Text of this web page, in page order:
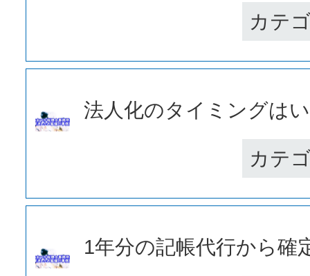
カテ
法人化のタイミングは
カテ
1年分の記帳代行から確